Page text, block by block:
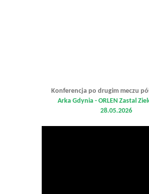
Konferencja po drugim meczu
Arka Gdynia - ORLEN Zastal
28.05.2026